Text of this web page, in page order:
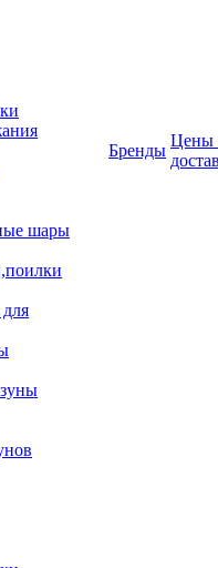
шары
Бренды
Цены